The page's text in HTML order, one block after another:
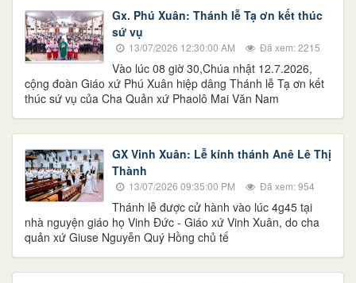
Gx. Phú Xuân: Thánh lễ Tạ ơn kết thúc
sứ vụ
13/07/2026 12:30:00 AM Đã xem: 2215
Vào lúc 08 giờ 30,Chúa nhật 12.7.2026,
cộng đoàn Giáo xứ Phú Xuân hiệp dâng Thánh lễ Tạ ơn kết
thúc sứ vụ của Cha Quản xứ Phaolô Mai Văn Nam
GX Vinh Xuân: Lễ kính thánh Anê Lê Thị
Thành
13/07/2026 09:35:00 PM Đã xem: 954
Thánh lễ được cử hành vào lúc 4g45 tại
nhà nguyện giáo họ Vinh Đức - Giáo xứ Vinh Xuân, do cha
quản xứ Giuse Nguyễn Quý Hồng chủ tế